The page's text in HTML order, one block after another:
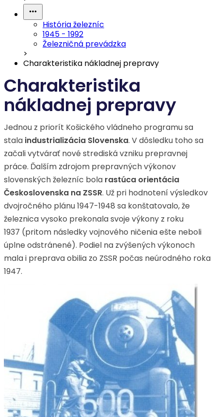
História železníc
1945 - 1992
Železničná prevádzka
>
Charakteristika nákladnej prepravy
Charakteristika
nákladnej prepravy
Jednou z priorít Košického vládneho programu sa
stala industrializácia Slovenska. V dôsledku toho sa
začali vytvárať nové strediská vzniku prepravnej
práce. Ďalším zdrojom prepravných výkonov
slovenských železníc bola rastúca orientácia
Československa na ZSSR. Už pri hodnotení výsledkov
dvojročného plánu 1947-1948 sa konštatovalo, že
železnica vysoko prekonala svoje výkony z roku
1937 (pritom následky vojnového ničenia ešte neboli
úplne odstránené). Podiel na zvýšených výkonoch
mala i preprava obilia zo ZSSR počas neúrodného roka
1947.